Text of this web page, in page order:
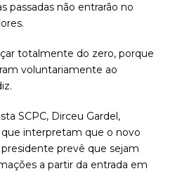
passadas não entrarão no
totalmente do zero, porque
voluntariamente ao
SCPC, Dirceu Gardel,
interpretam que o novo
prevê que sejam
a partir da entrada em